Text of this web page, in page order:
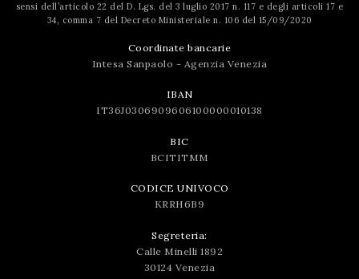
sensi dell’articolo 22 del D. Lgs. del 3 luglio 2017 n. 117 e degli articoli 17 e
34, comma 7 del Decreto Ministeriale n. 106 del 15/09/2020
Coordinate bancarie
Intesa Sanpaolo - Agenzia Venezia
IBAN
IT36J0306909606100000010138
BIC
BCITITMM
CODICE UNIVOCO
KRRH6B9
Segreteria:
Calle Minelli 1892
30124 Venezia